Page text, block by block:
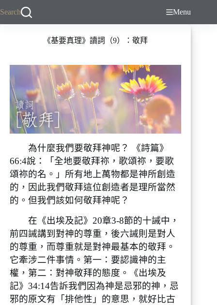
Search Menu
《基要真理》讀詞（9）：敬拜
為什麼我們要敬拜神呢？ 《詩篇》
66:4說：「全地要敬拜祢，歌頌祢，要歌
頌祢的名。」所有地上萬物都是神所創造
的，因此我們敬拜這位創造者是理所當然
的。但我們該如何敬拜神呢？
在《出埃及記》20章3-8節的十誡中，
前四誡講到對神的尊重，後六誡則是對人
的尊重，而尊重就是對神最基本的敬拜。
它牽涉二件事情。第一：要認識神的主
權，第二：對神敬拜的態度。《出埃及
記》34:14告訴我們因為神是忌邪的神，忌
邪的原文有「排他性」的意思，就好比古